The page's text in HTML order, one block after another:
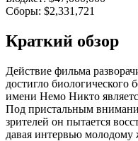
Сборы: $2,331,721
Краткий обзор
Действие фильма
достигло биологического
имени Немо Никто
Под пристальным
зрителей он пытается
давая интервью молодому